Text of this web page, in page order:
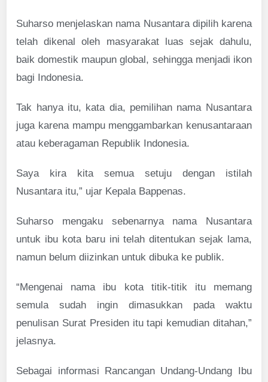
Suharso menjelaskan nama Nusantara dipilih karena
telah dikenal oleh masyarakat luas sejak dahulu,
baik domestik maupun global, sehingga menjadi ikon
bagi Indonesia.
Tak hanya itu, kata dia, pemilihan nama Nusantara
juga karena mampu menggambarkan kenusantaraan
atau keberagaman Republik Indonesia.
Saya kira kita semua setuju dengan istilah
Nusantara itu,” ujar Kepala Bappenas.
Suharso mengaku sebenarnya nama Nusantara
untuk ibu kota baru ini telah ditentukan sejak lama,
namun belum diizinkan untuk dibuka ke publik.
“Mengenai nama ibu kota titik-titik itu memang
semula sudah ingin dimasukkan pada waktu
penulisan Surat Presiden itu tapi kemudian ditahan,”
jelasnya.
Sebagai informasi Rancangan Undang-Undang Ibu